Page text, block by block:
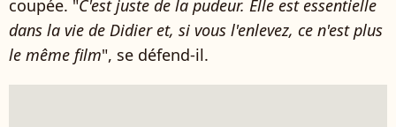
coupée. "C'est juste de la pudeur. Elle est essentielle
dans la vie de Didier et, si vous l'enlevez, ce n'est plus
le même film", se défend-il.